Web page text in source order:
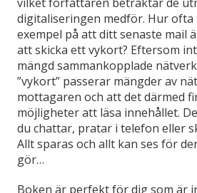
digitaliseringen medför. Hur
exempel på att ditt senaste mail
att skicka ett vykort? Eftersom
mängd sammankopplade
”vykort” passerar mängder av
mottagaren och att det därmed
möjligheter att läsa innehållet.
du chattar, pratar i telefon eller
Allt sparas och allt kan ses för
gör…
Boken är perfekt för dig som är